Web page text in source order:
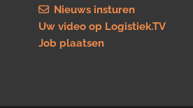
Nieuws insturen
Uw video op Logistiek.TV
Job plaatsen